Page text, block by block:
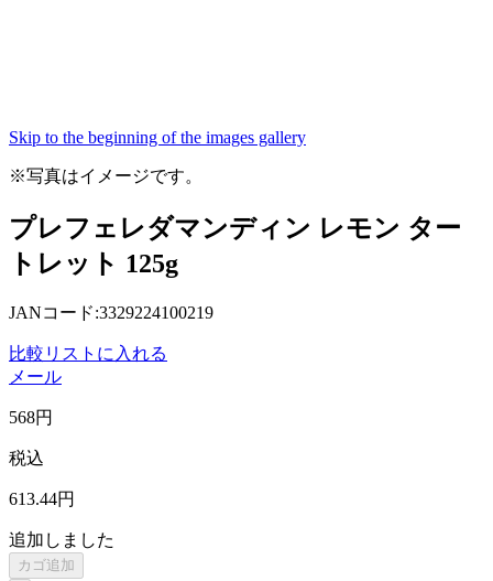
Skip to the beginning of the images gallery
※写真はイメージです。
プレフェレダマンディン レモン ター
トレット 125g
JANコード:3329224100219
比較リストに入れる
メール
568円
税込
613.44円
追加しました
カゴ追加